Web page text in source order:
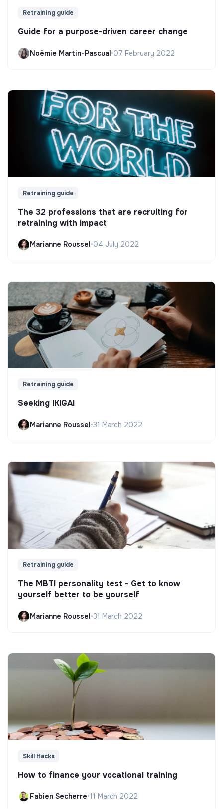
Retraining guide
Guide for a purpose-driven career change
Noëmie Martin-Pascual•07 February 2022
Retraining guide
The 32 professions that are recruiting for
retraining with impact
Marianne Roussel•04 July 2022
Retraining guide
Seeking IKIGAI
Marianne Roussel•31 March 2022
Retraining guide
The MBTI personality test - Get to know
yourself better to be yourself
Marianne Roussel•31 March 2022
Skill Hacks
How to finance your vocational training
Fabien Secherre•11 March 2022